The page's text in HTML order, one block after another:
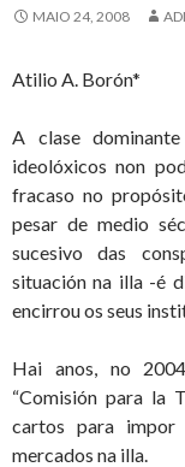
MAIO 24, 2008
Atilio A. Borón*
A clase
ideolóxicos non
fracaso no
pesar de medio
sucesivo das
situación na illa -é
encirrou os seus
Hai anos, no
“Comisión para la
cartos para
mercados na illa.